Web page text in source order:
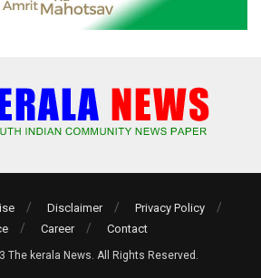
Disclaimer
Privacy Policy
Career Contact
The kerala News. All Rights Reserved.